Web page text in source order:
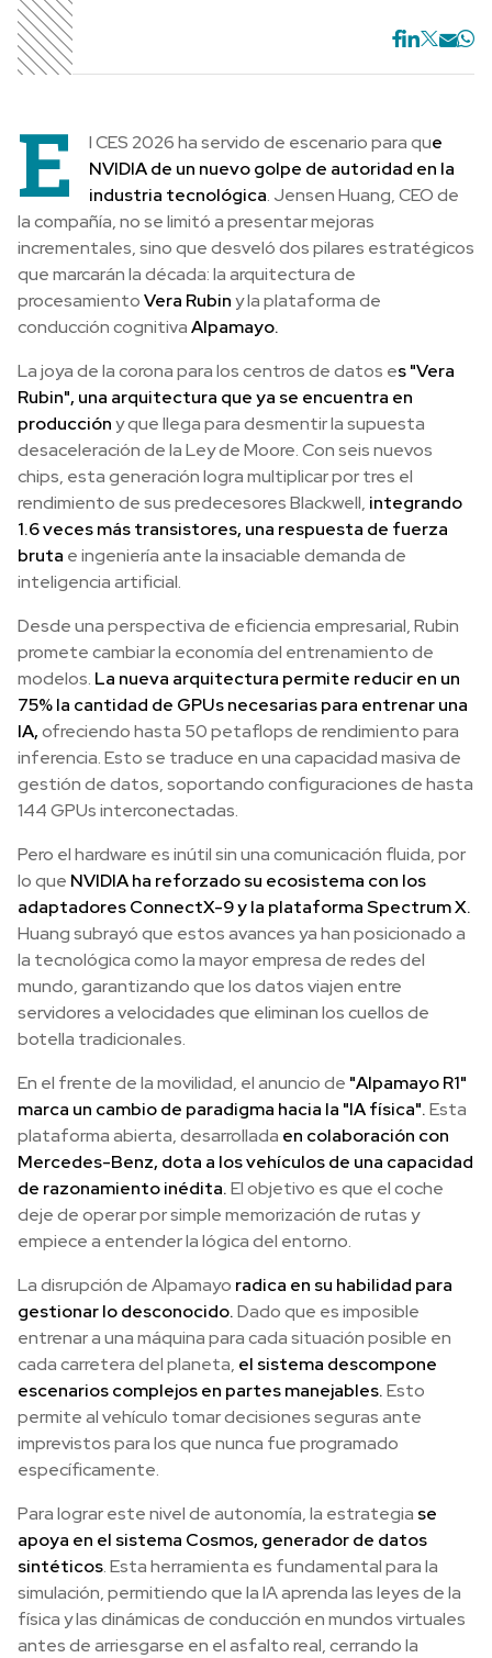
E l CES 2026 ha servido de escenario para que
NVIDIA de un nuevo golpe de autoridad en la
industria tecnológica. Jensen Huang, CEO de
la compañía, no se limitó a presentar mejoras
incrementales, sino que desveló dos pilares estratégicos
que marcarán la década: la arquitectura de
procesamientoVera Rubiny la plataforma de
conducción cognitivaAlpamayo.
La joya de la corona para los centros de datos es "Vera
Rubin", una arquitectura que ya se encuentra en
produccióny que llega para desmentir la supuesta
desaceleración de la Ley de Moore. Con seis nuevos
chips, esta generación logra multiplicar por tres el
rendimiento de sus predecesores Blackwell, integrando
1.6 veces más transistores, una respuesta de fuerza
bruta e ingeniería ante la insaciable demanda de
inteligencia artificial.
Desde una perspectiva de eficiencia empresarial, Rubin
promete cambiar la economía del entrenamiento de
modelos. La nueva arquitectura permite reducir en un
75% la cantidad de GPUs necesarias para entrenar una
IA,ofreciendo hasta 50 petaflops de rendimiento para
inferencia. Esto se traduce en una capacidad masiva de
gestión de datos, soportando configuraciones de hasta
144 GPUs interconectadas.
Pero el hardware es inútil sin una comunicación fluida, por
lo que NVIDIA ha reforzado su ecosistema con los
adaptadores ConnectX-9 y la plataforma Spectrum X.
Huang subrayó que estos avances ya han posicionado a
la tecnológica como la mayor empresa de redes del
mundo, garantizando que los datos viajen entre
servidores a velocidades que eliminan los cuellos de
botella tradicionales.
En el frente de la movilidad, el anuncio de "Alpamayo R1"
marca un cambio de paradigma hacia la "IA física".Esta
plataforma abierta, desarrollada en colaboración con
Mercedes-Benz, dota a los vehículos de una capacidad
de razonamiento inédita.El objetivo es que el coche
deje de operar por simple memorización de rutas y
empiece a entender la lógica del entorno.
La disrupción de Alpamayo radica en su habilidad para
gestionar lo desconocido.Dado que es imposible
entrenar a una máquina para cada situación posible en
cada carretera del planeta, el sistema descompone
escenarios complejos en partes manejables.Esto
permite al vehículo tomar decisiones seguras ante
imprevistos para los que nunca fue programado
específicamente.
Para lograr este nivel de autonomía, la estrategia se
apoya en el sistema Cosmos, generador de datos
sintéticos. Esta herramienta es fundamental para la
simulación, permitiendo que la IA aprenda las leyes de la
física y las dinámicas de conducción en mundos virtuales
antes de arriesgarse en el asfalto real, cerrando la